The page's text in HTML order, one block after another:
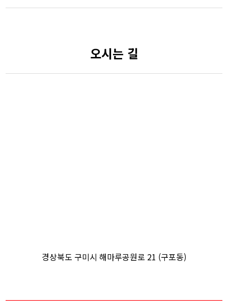
오시는 길
경상북도 구미시 해마루공원로 21 (구포동)